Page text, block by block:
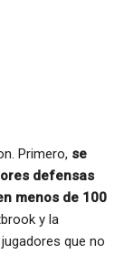
Primero, se
defensas
menos de 100
y la
que no